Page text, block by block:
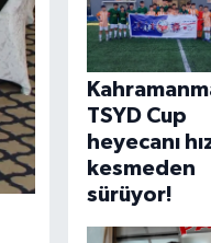
TSYD Cup
heyecanı
kesmeden
sürüyor!